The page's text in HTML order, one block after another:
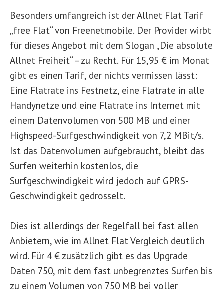
Besonders umfangreich ist der Allnet Flat Tarif
„free Flat“ von Freenetmobile. Der Provider wirbt
für dieses Angebot mit dem Slogan „Die absolute
Allnet Freiheit“ – zu Recht. Für 15,95 € im Monat
gibt es einen Tarif, der nichts vermissen lässt:
Eine Flatrate ins Festnetz, eine Flatrate in alle
Handynetze und eine Flatrate ins Internet mit
einem Datenvolumen von 500 MB und einer
Highspeed-Surfgeschwindigkeit von 7,2 MBit/s.
Ist das Datenvolumen aufgebraucht, bleibt das
Surfen weiterhin kostenlos, die
Surfgeschwindigkeit wird jedoch auf GPRS-
Geschwindigkeit gedrosselt.
Dies ist allerdings der Regelfall bei fast allen
Anbietern, wie im Allnet Flat Vergleich deutlich
wird. Für 4 € zusätzlich gibt es das Upgrade
Daten 750, mit dem fast unbegrenztes Surfen bis
zu einem Volumen von 750 MB bei voller